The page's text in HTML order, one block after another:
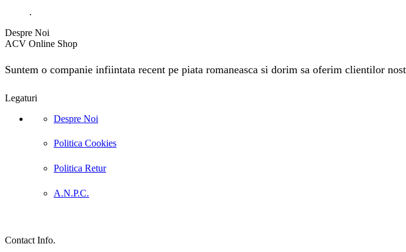
.
Despre Noi
ACV Online Shop
Suntem o companie infiintata recent pe piata romaneasca si dorim sa oferim clientilor
Legaturi
Despre Noi
Politica Cookies
Politica Retur
A.N.P.C.
Contact Info.